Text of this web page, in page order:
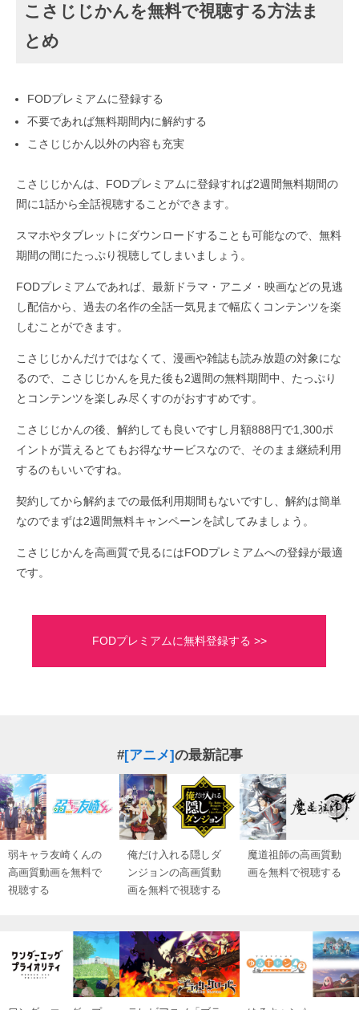
こさじじかんを無料で視聴する方法ま
とめ
FODプレミアムに登録する
不要であれば無料期間内に解約する
こさじじかん以外の内容も充実
こさじじかんは、FODプレミアムに登録すれば2週間無料期間の
間に1話から全話視聴することができます。
スマホやタブレットにダウンロードすることも可能なので、無料
期間の間にたっぷり視聴してしまいましょう。
FODプレミアムであれば、最新ドラマ・アニメ・映画などの見逃
し配信から、過去の名作の全話一気見まで幅広くコンテンツを楽
しむことができます。
こさじじかんだけではなくて、漫画や雑誌も読み放題の対象にな
るので、こさじじかんを見た後も2週間の無料期間中、たっぷり
とコンテンツを楽しみ尽くすのがおすすめです。
こさじじかんの後、解約しても良いですし月額888円で1,300ポ
イントが貰えるとてもお得なサービスなので、そのまま継続利用
するのもいいですね。
契約してから解約までの最低利用期間もないですし、解約は簡単
なのでまずは2週間無料キャンペーンを試してみましょう。
こさじじかんを高画質で見るにはFODプレミアムへの登録が最適
です。
FODプレミアムに無料登録する >>
#[アニメ]の最新記事
弱キャラ友崎くんの
高画質動画を無料で
視聴する
俺だけ入れる隠しダ
ンジョンの高画質動
画を無料で視聴する
魔道祖師の高画質動
画を無料で視聴する